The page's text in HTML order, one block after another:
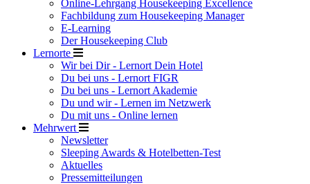
Online-Lehrgang Housekeeping Excellence
Fachbildung zum Housekeeping Manager
E-Learning
Der Housekeeping Club
Lernorte
Wir bei Dir - Lernort Dein Hotel
Du bei uns - Lernort FIGR
Du bei uns - Lernort Akademie
Du und wir - Lernen im Netzwerk
Du mit uns - Online lernen
Mehrwert
Newsletter
Sleeping Awards & Hotelbetten-Test
Aktuelles
Pressemitteilungen